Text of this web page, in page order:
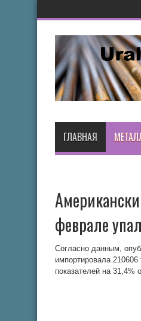
ГЛАВНАЯ
феврале
Согласно данным,
импортировала 210606
показателей на